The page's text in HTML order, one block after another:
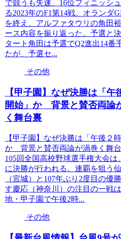
で競うも失速、16位フィニッシ
る2023年のF1第14戦、オランダ
を終え、アルファタウリの角田
ース内容を振り返った。予選と
タート角田は予選でQ2進出14番
たが、予選セ...
その他
【甲子園】なぜ決勝は「午
開始」か 背景と賛否両論
く舞台裏
【甲子園】なぜ決勝は「午後２時
か 背景と賛否両論が渦巻く舞
105回全国高校野球選手権大会は
に決勝が行われる。連覇を狙う
（宮城）と107年ぶり2度目の優
す慶応（神奈川）の注目の一戦
地・甲子園で午後2時...
その他